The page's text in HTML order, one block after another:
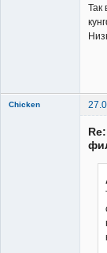
Так
Chicken